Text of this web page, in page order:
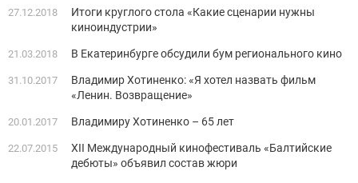
27.12.2018
Итоги круглого стола «Какие сценарии нужны
киноиндустрии»
21.03.2018 В Екатеринбурге обсудили бум регионального кино
31.10.2017
Владимир Хотиненко: «Я хотел назвать фильм
«Ленин. Возвращение»
20.01.2017 Владимиру Хотиненко – 65 лет
22.07.2015
XII Международный кинофестиваль «Балтийские
дебюты» объявил состав жюри